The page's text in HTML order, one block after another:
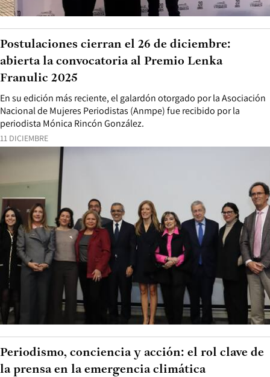
11 DICIEMBRE
En su edición más reciente, el galardón otorgado por la Asociación
Nacional de Mujeres Periodistas (Anmpe) fue recibido por la
periodista Mónica Rincón González.
Postulaciones cierran el 26 de diciembre:
abierta la convocatoria al Premio Lenka
Franulic 2025
Periodismo, conciencia y acción: el rol clave de
la prensa en la emergencia climática